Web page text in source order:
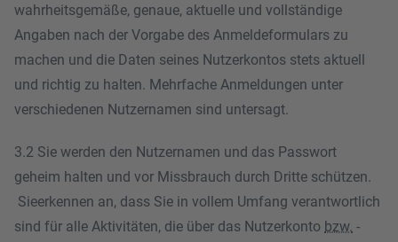
wahrheitsgemäße, genaue, aktuelle und vollständige
Angaben nach der Vorgabe des Anmeldeformulars zu
machen und die Daten seines Nutzerkontos stets aktuell
und richtig zu halten. Mehrfache Anmeldungen unter
verschiedenen Nutzernamen sind untersagt.
3.2 Sie werden den Nutzernamen und das Passwort
geheim halten und vor Missbrauch durch Dritte schützen.
Sieerkennen an, dass Sie in vollem Umfang verantwortlich
sind für alle Aktivitäten, die über das Nutzerkonto bzw. -